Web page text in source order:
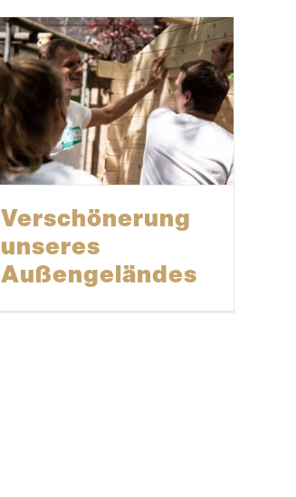
Verschö­nerung
unseres
Außengeländes